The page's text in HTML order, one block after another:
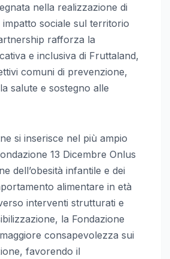
nella realizzazione di
impatto sociale sul territorio
rafforza la
e inclusiva di Fruttaland,
comuni di prevenzione,
salute e sostegno alle
si inserisce nel più ampio
13 Dicembre Onlus
dell’obesità infantile e dei
alimentare in età
interventi strutturati e
la Fondazione
consapevolezza sui
favorendo il